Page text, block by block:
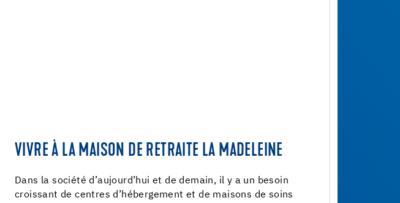
VIVRE À LA MAISON DE RETRAITE LA MADELEINE
Dans la société d’aujourd’hui et de demain, il y a un besoin
croissant de centres d’hébergement et de maisons de soins